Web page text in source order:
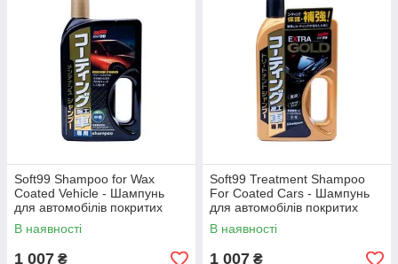
Soft99 Shampoo for Wax
Coated Vehicle - Шампунь
для автомобілів покритих
воском, 750 мл
В наявності
1 007 ₴
Soft99 Treatment Shampoo
For Coated Cars - Шампунь
для автомобілів покритих
захисними складами, 750 мл
В наявності
1 007 ₴